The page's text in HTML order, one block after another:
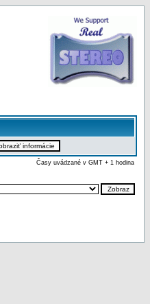
Časy uvádzané v GMT + 1 hodina